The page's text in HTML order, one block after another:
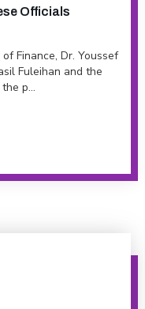
Officials
Finance, Dr. Youssef
Fuleihan and the
p...